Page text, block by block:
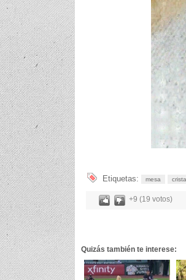
Etiquetas: mesa
+9 (19 votos)
Quizás también te interese: